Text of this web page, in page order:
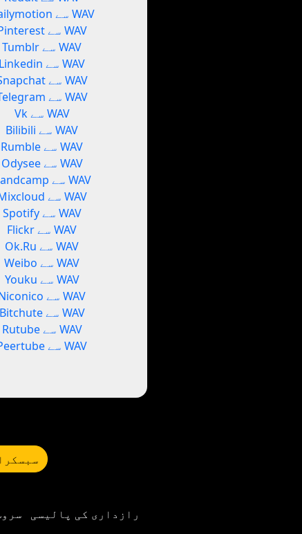
Dailymotion سے WAV
Pinterest سے WAV
Tumblr سے WAV
Linkedin سے WAV
Snapchat سے WAV
Telegram سے WAV
Vk سے WAV
Bilibili سے WAV
Rumble سے WAV
Odysee سے WAV
Bandcamp سے WAV
Mixcloud سے WAV
Spotify سے WAV
Flickr سے WAV
Ok.Ru سے WAV
Weibo سے WAV
Youku سے WAV
Niconico سے WAV
Bitchute سے WAV
Rutube سے WAV
Peertube سے WAV
رازداری کی پالیسی